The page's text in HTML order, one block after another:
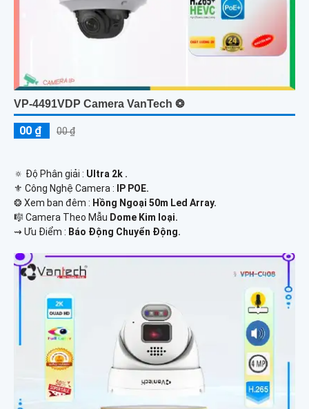
VP-4491VDP Camera VanTech ❂
00 ₫ 00 ₫
🔅 Độ Phân giải : Ultra 2k .
⚜️ Công Nghệ Camera :
IP POE.
❂ Xem ban đêm : Hồng Ngoại 50m Led Array.
🎼️ Camera Theo Mẫu Dome Kim loại.
️⇝ Ưu Điểm : Báo Động Chuyển Động.